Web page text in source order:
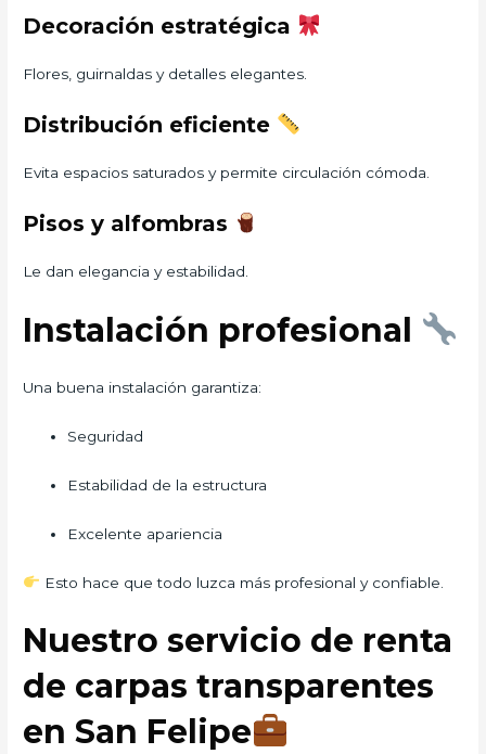
Decoración estratégica
Flores, guirnaldas y detalles elegantes.
Distribución eficiente
Evita espacios saturados y permite circulación cómoda.
Pisos y alfombras
Le dan elegancia y estabilidad.
Instalación profesional
Una buena instalación garantiza:
Seguridad
Estabilidad de la estructura
Excelente apariencia
Esto hace que todo luzca más profesional y confiable.
Nuestro servicio de renta
de carpas transparentes
en San Felipe